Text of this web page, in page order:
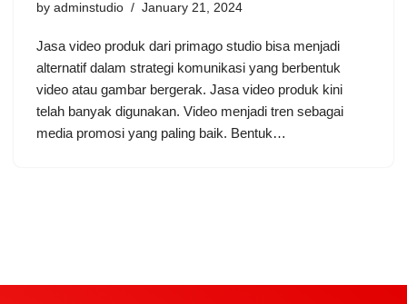
by adminstudio January 21, 2024
Jasa video produk dari primago studio bisa menjadi
alternatif dalam strategi komunikasi yang berbentuk
video atau gambar bergerak. Jasa video produk kini
telah banyak digunakan. Video menjadi tren sebagai
media promosi yang paling baik. Bentuk…